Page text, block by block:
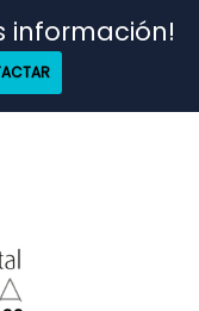
información!